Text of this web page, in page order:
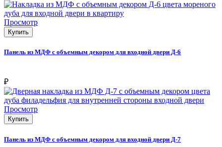
Просмотр
Купить
Панель из МДФ с объемным декором для входной двери Д-6
₽
Просмотр
Купить
Панель из МДФ с объемным декором для входной двери Д-7